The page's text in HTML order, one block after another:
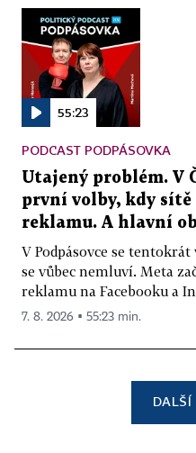
55:23
PODCAST PODPÁSOVKA
Utajený problém. V
první volby, kdy
reklamu. A hlavní
V Podpásovce se
se vůbec nemluví. Meta
reklamu na Facebooku a
7. 8. 2026 ▪ 55:23 min.
DALŠÍ